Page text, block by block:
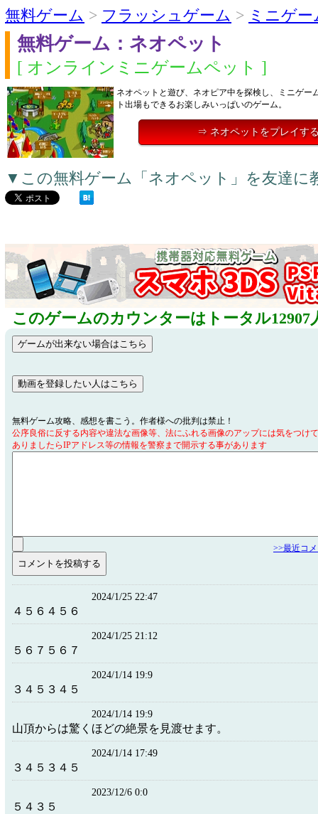
無料ゲーム > フラッシュゲーム > ミニゲー
無料ゲーム：ネオペット
[ オンラインミニゲームペット ]
ネオペットと遊び、ネオピア中を探検し、ミニゲー
ト出場もできるお楽しみいっぱいのゲーム。
⇒ ネオペットをプレイす
▼この無料ゲーム「ネオペット」を友達に
このゲームのカウンターはトータル12907
無料ゲーム攻略、感想を書こう。作者様への批判は禁止！
公序良俗に反する内容や違法な画像等、法にふれる画像のアップには気をつけ
ありましたらIPアドレス等の情報を警察まで開示する事があります
>>最近コ
2024/1/25 22:47
４５６４５６
2024/1/25 21:12
５６７５６７
2024/1/14 19:9
３４５３４５
2024/1/14 19:9
山頂からは驚くほどの絶景を見渡せます。
2024/1/14 17:49
３４５３４５
2023/12/6 0:0
５４３５